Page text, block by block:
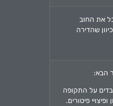
את החוב
שהדירה
הבא:
על התקופה
פיטורים.